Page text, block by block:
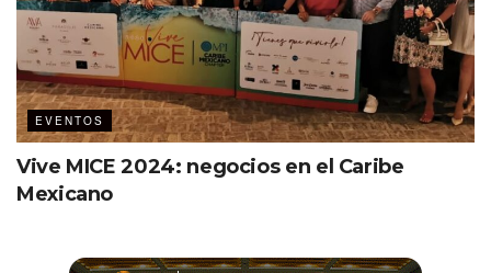
EVENTOS
Vive MICE 2024: negocios en el Caribe
Mexicano